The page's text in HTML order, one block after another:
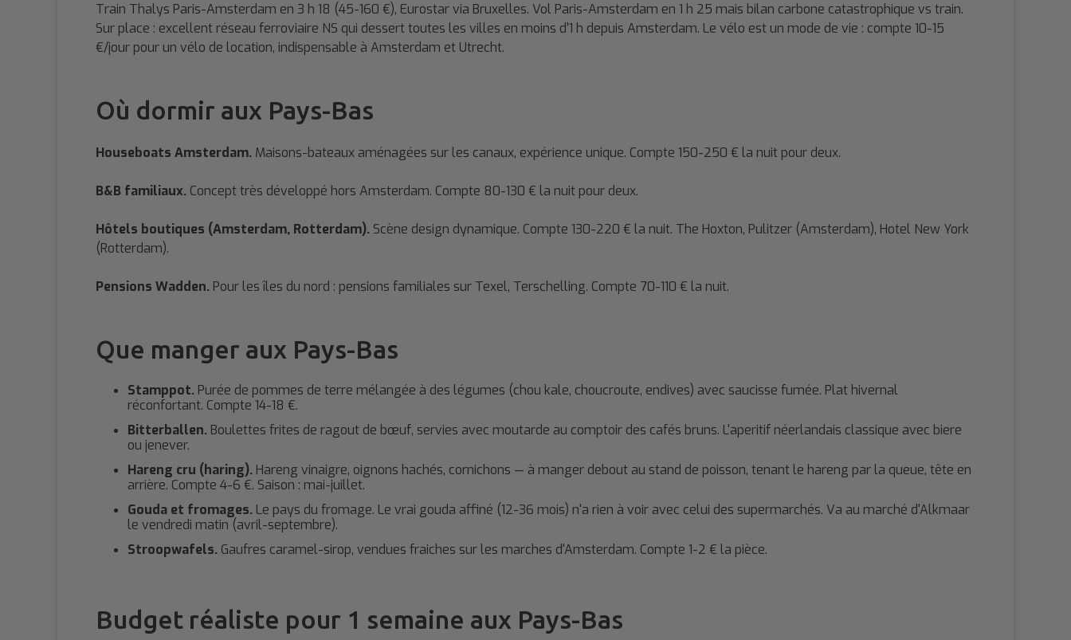
Train Thalys Paris-Amsterdam en 3 h 18 (45-160 €), Eurostar via Bruxelles. Vol Paris-Amsterdam en 1 h 25 mais bilan carbone catastrophique vs train.
Sur place : excellent réseau ferroviaire NS qui dessert toutes les villes en moins d'1 h depuis Amsterdam. Le vélo est un mode de vie : compte 10-15
€/jour pour un vélo de location, indispensable à Amsterdam et Utrecht.
Où dormir aux Pays-Bas
Houseboats Amsterdam. Maisons-bateaux aménagées sur les canaux, expérience unique. Compte 150-250 € la nuit pour deux.
B&B familiaux. Concept très développé hors Amsterdam. Compte 80-130 € la nuit pour deux.
Hôtels boutiques (Amsterdam, Rotterdam). Scène design dynamique. Compte 130-220 € la nuit. The Hoxton, Pulitzer (Amsterdam), Hotel New York
(Rotterdam).
Pensions Wadden. Pour les îles du nord : pensions familiales sur Texel, Terschelling. Compte 70-110 € la nuit.
Que manger aux Pays-Bas
Stamppot. Purée de pommes de terre mélangée à des légumes (chou kale, choucroute, endives) avec saucisse fumée. Plat hivernal
réconfortant. Compte 14-18 €.
Bitterballen. Boulettes frites de ragout de bœuf, servies avec moutarde au comptoir des cafés bruns. L'aperitif néerlandais classique avec biere
ou jenever.
Hareng cru (haring). Hareng vinaigre, oignons hachés, cornichons — à manger debout au stand de poisson, tenant le hareng par la queue, tête en
arrière. Compte 4-6 €. Saison : mai-juillet.
Gouda et fromages. Le pays du fromage. Le vrai gouda affiné (12-36 mois) n'a rien à voir avec celui des supermarchés. Va au marché d'Alkmaar
le vendredi matin (avril-septembre).
Stroopwafels. Gaufres caramel-sirop, vendues fraiches sur les marches d'Amsterdam. Compte 1-2 € la pièce.
Budget réaliste pour 1 semaine aux Pays-Bas